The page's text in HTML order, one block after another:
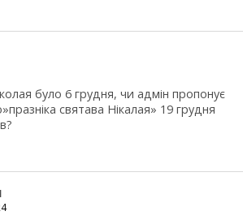
було 6 грудня, чи адмін пропонує
святава Нікалая» 19 грудня